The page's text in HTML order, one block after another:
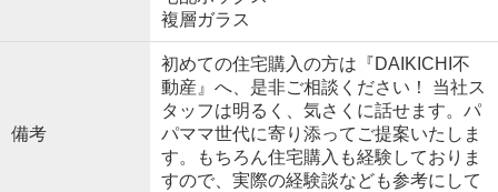
複層ガラス
備考
初めての住宅購入の方は『DAIKICHI不
動産』へ、是非ご相談ください！ 当社ス
タッフは明るく、気さくに話せます。パ
パママ世代に寄り添ってご提案いたしま
す。もちろん住宅購入も経験しておりま
すので、実際の経験談なども参考にして